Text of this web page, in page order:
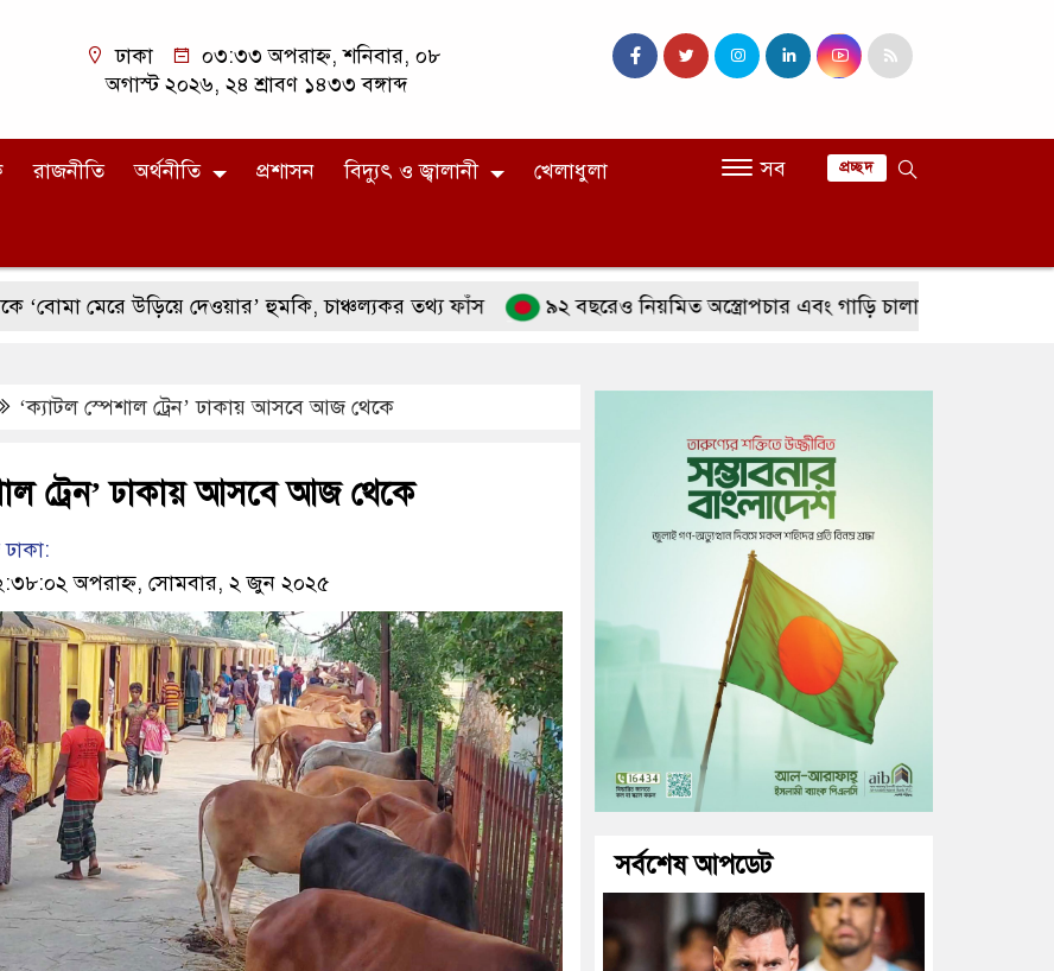
ঢাকা
০৩:৩৩ অপরাহ্ন, শনিবার, ০৮
অগাস্ট ২০২৬, ২৪ শ্রাবণ ১৪৩৩ বঙ্গাব্দ
রাজনীতি অর্থনীতি প্রশাসন বিদ্যুৎ ও জ্বালানী খেলাধুলা সব প্রচ্ছদ
মেরে উড়িয়ে দেওয়ার’ হুমকি, চাঞ্চল্যকর তথ্য ফাঁস ৯২ বছরেও নিয়মিত অস্ত্রোপচার এবং গাড়ি চালানোতেও পারদর্শী
‘ক্যাটল স্পেশাল ট্রেন’ ঢাকায় আসবে আজ থেকে
ট্রেন’ ঢাকায় আসবে আজ থেকে
অপরাহ্ন, সোমবার, ২ জুন ২০২৫
সর্বশেষ আপডেট